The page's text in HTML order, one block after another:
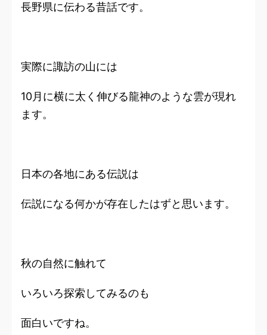
長野県に伝わる昔話です。
実際に諏訪の山には
10月に横に太く伸びる龍神のような雲が現れ
ます。
日本の各地にある伝説は
伝説になる何かが存在したはずと思います。
秋の自然に触れて
いろいろ探索してみるのも
面白いですね。